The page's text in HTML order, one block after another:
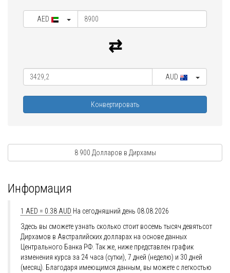
AED
AUD
Конвертировать
8 900 Долларов в Дирхамы
Информация
1 AED = 0.38 AUD На сегодняшний день 08.08.2026
Здесь вы сможете узнать сколько стоит восемь тысяч девятьсот
Дирхамов в Австралийских долларах на основе данных
Центрального Банка РФ. Так же, ниже представлен график
изменения курса за 24 часа (сутки), 7 дней (неделю) и 30 дней
(месяц). Благодаря имеющимся данным, вы можете с легкостью